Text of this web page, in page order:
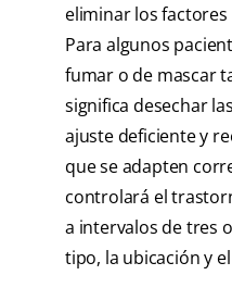
eliminar los factores
Para algunos
fumar o de mascar
significa desechar
ajuste deficiente y
que se adapten
controlará el
a intervalos de tres
tipo, la ubicación y